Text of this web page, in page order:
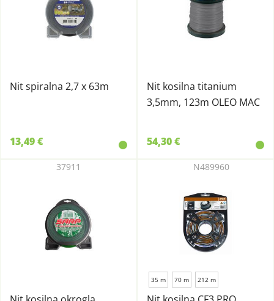
Nit spiralna 2,7 x 63m
13,49 €
Nit kosilna titanium
3,5mm, 123m OLEO MAC
54,30 €
37911
35 m 70 m 212 m
N489960